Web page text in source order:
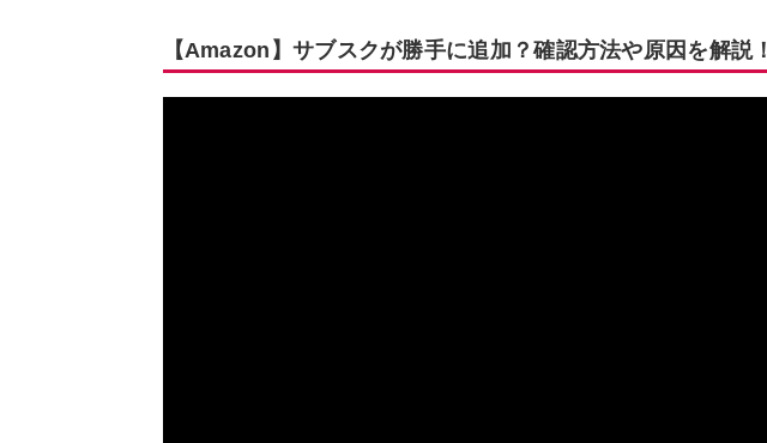
【Amazon】サブスクが勝手に追加？確認方法や原因を解説！